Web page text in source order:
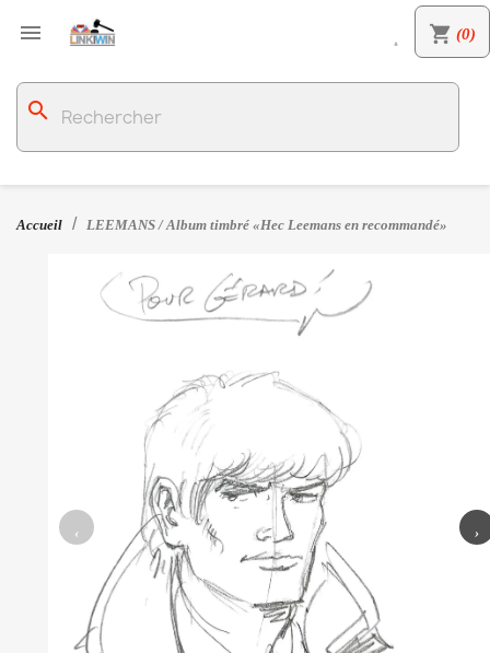
 shopping_cart (0)

search
Accueil LEEMANS / Album timbré «Hec Leemans en recommandé»
‹ ›